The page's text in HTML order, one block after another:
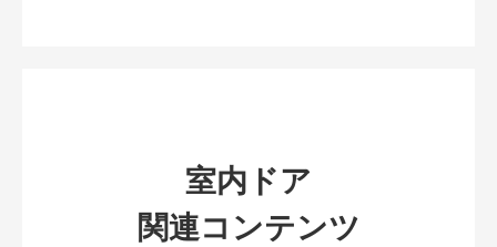
室内ドア
関連コンテンツ